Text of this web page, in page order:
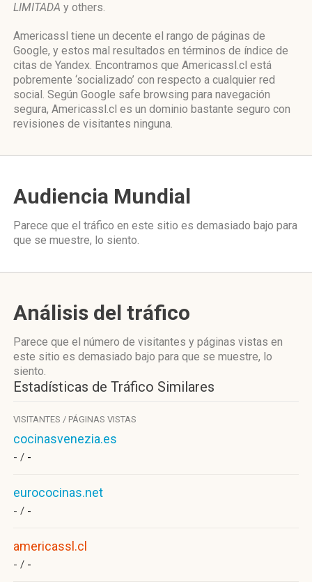
LIMITADA y others.
Americassl tiene un decente el rango de páginas de
Google, y estos mal resultados en términos de índice de
citas de Yandex. Encontramos que Americassl.cl está
pobremente ‘socializado’ con respecto a cualquier red
social. Según Google safe browsing para navegación
segura, Americassl.cl es un dominio bastante seguro con
revisiones de visitantes ninguna.
Audiencia Mundial
Parece que el tráfico en este sitio es demasiado bajo para
que se muestre, lo siento.
Análisis del tráfico
Parece que el número de visitantes y páginas vistas en
este sitio es demasiado bajo para que se muestre, lo
siento.
Estadísticas de Tráfico Similares
VISITANTES / PÁGINAS VISTAS
cocinasvenezia.es
- / -
eurococinas.net
- / -
americassl.cl
- / -